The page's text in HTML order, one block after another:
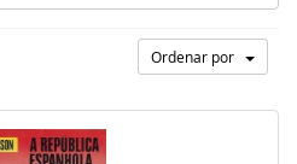
Ordenar por